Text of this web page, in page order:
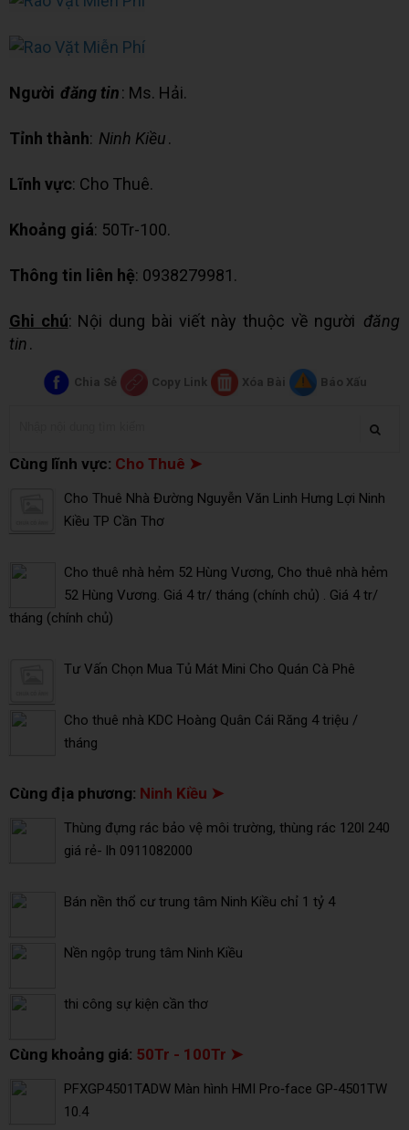
Người đăng tin: Ms. Hải.
Tỉnh thành: Ninh Kiều.
Lĩnh vực: Cho Thuê.
Khoảng giá: 50Tr-100.
Thông tin liên hệ: 0938279981.
Ghi chú: Nội dung bài viết này thuộc về người đăng
tin.
Chia Sẻ Copy Link Xóa Bài Báo Xấu
Cùng lĩnh vực: Cho Thuê ➤
Cho Thuê Nhà Đường Nguyễn Văn Linh Hưng Lợi Ninh
Kiều TP Cần Thơ
Cho thuê nhà hẻm 52 Hùng Vương, Cho thuê nhà hẻm
52 Hùng Vương. Giá 4 tr/ tháng (chính chủ) . Giá 4 tr/
tháng (chính chủ)
Tư Vấn Chọn Mua Tủ Mát Mini Cho Quán Cà Phê
Cho thuê nhà KDC Hoàng Quân Cái Răng 4 triệu /
tháng
Cùng địa phương: Ninh Kiều ➤
Thùng đựng rác bảo vệ môi trường, thùng rác 120l 240
giá rẻ- lh 0911082000
Bán nền thổ cư trung tâm Ninh Kiều chỉ 1 tỷ 4
Nền ngộp trung tâm Ninh Kiều
thi công sự kiện cần thơ
Cùng khoảng giá: 50Tr - 100Tr ➤
PFXGP4501TADW Màn hình HMI Pro‑face GP‑4501TW
10.4